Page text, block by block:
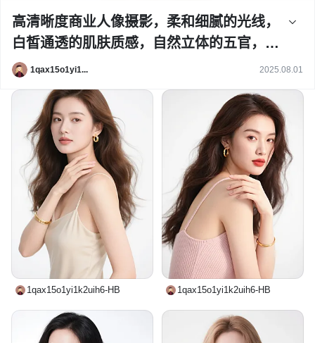
高清晰度商业人像摄影，柔和细腻的光线，
白皙通透的肌肤质感，自然立体的五官，棕
色长卷发自然垂落，发丝轻盈飘逸，身着浅
镯，半身构图，人物侧身转头微笑，一手轻
抚脸颊，一手自然下垂，背景纯白色，整体
风格清新优雅，简约大气，突出人物主体和
精致妆容。
1qax15o1yi1... 2025.08.01
1qax15o1yi1k2uih6-HB 1qax15o1yi1k2uih6-HB